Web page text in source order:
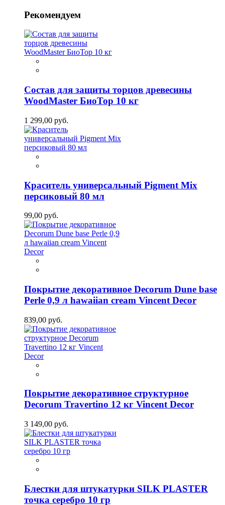
Рекомендуем
Состав для защиты торцов древесины
WoodMaster БиоТор 10 кг
1 299,00 руб.
Краситель универсальный Pigment Mix
персиковый 80 мл
99,00 руб.
Покрытие декоративное Decorum Dune base
Perle 0,9 л hawaiian cream Vincent Decor
839,00 руб.
Покрытие декоративное структурное
Decorum Travertino 12 кг Vincent Decor
3 149,00 руб.
Блестки для штукатурки SILK PLASTER
точка серебро 10 гр